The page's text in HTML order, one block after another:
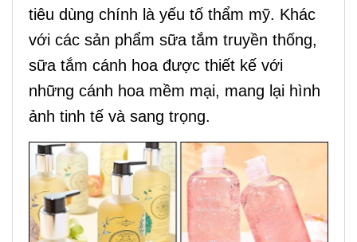
tiêu dùng chính là yếu tố thẩm mỹ. Khác
với các sản phẩm sữa tắm truyền thống,
sữa tắm cánh hoa được thiết kế với
những cánh hoa mềm mại, mang lại hình
ảnh tinh tế và sang trọng.